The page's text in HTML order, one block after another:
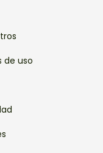
de uso